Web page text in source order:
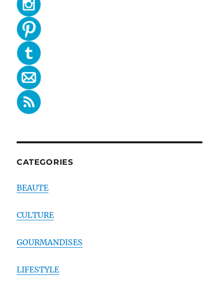
CATEGORIES
BEAUTE
CULTURE
GOURMANDISES
LIFESTYLE